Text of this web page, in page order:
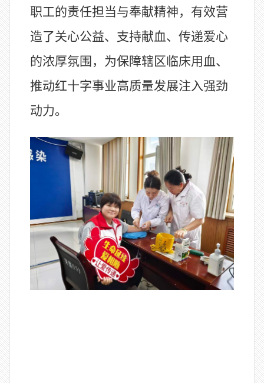
职工的责任担当与奉献精神，有效营
造了关心公益、支持献血、传递爱心
的浓厚氛围，为保障辖区临床用血、
推动红十字事业高质量发展注入强劲
动力。